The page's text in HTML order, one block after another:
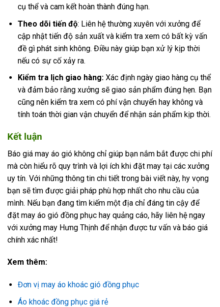
cụ thể và cam kết hoàn thành đúng hạn.
Theo dõi tiến độ: Liên hệ thường xuyên với xưởng để
cập nhật tiến độ sản xuất và kiểm tra xem có bất kỳ vấn
đề gì phát sinh không. Điều này giúp bạn xử lý kịp thời
nếu có sự cố xảy ra.
Kiểm tra lịch giao hàng: Xác định ngày giao hàng cụ thể
và đảm bảo rằng xưởng sẽ giao sản phẩm đúng hẹn. Bạn
cũng nên kiểm tra xem có phí vận chuyển hay không và
tính toán thời gian vận chuyển để nhận sản phẩm kịp thời.
Kết luận
Báo giá may áo gió không chỉ giúp bạn nắm bắt được chi phí
mà còn hiểu rõ quy trình và lợi ích khi đặt may tại các xưởng
uy tín. Với những thông tin chi tiết trong bài viết này, hy vọng
bạn sẽ tìm được giải pháp phù hợp nhất cho nhu cầu của
mình. Nếu bạn đang tìm kiếm một địa chỉ đáng tin cậy để
đặt may áo gió đồng phục hay quảng cáo, hãy liên hệ ngay
với xưởng may Hưng Thịnh để nhận được tư vấn và báo giá
chính xác nhất!
Xem thêm:
Đơn vị may áo khoác gió đồng phục
Áo khoác đồng phục giá rẻ